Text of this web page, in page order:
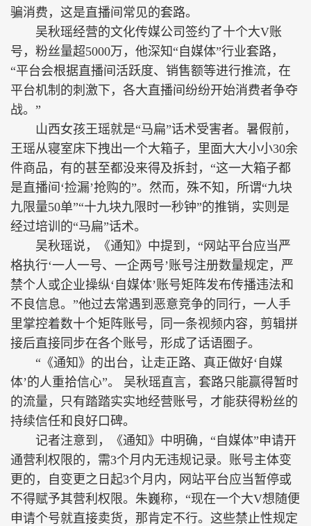
骗消费，这是直播间常见的套路。
吴秋瑶经营的文化传媒公司签约了十个大V账
号，粉丝量超5000万，他深知“自媒体”行业套路，
“平台会根据直播间活跃度、销售额等进行推流，在
平台机制的刺激下，各大直播间纷纷开始消费者争夺
战。”
山西女孩王瑶就是“马扁”话术受害者。暑假前，
王瑶从寝室床下拽出一个大箱子，里面大大小小30余
件商品，有的甚至都没来得及拆封，“这一大箱子都
是直播间‘捡漏’抢购的”。然而，殊不知，所谓“九块
九限量50单”“十九块九限时一秒钟”的推销，实则是
经过培训的“马扁”话术。
吴秋瑶说，《通知》中提到，“网站平台应当严
格执行‘一人一号、一企两号’账号注册数量规定，严
禁个人或企业操纵‘自媒体’账号矩阵发布传播违法和
不良信息。”他过去常遇到恶意竞争的同行，一人手
里掌控着数十个矩阵账号，同一条视频内容，剪辑拼
接后直接同步在各个账号，形成了话语圈子。
“《通知》的出台，让走正路、真正做好‘自媒
体’的人重拾信心”。 吴秋瑶直言，套路只能赢得暂时
的流量，只有踏踏实实地经营账号，才能获得粉丝的
持续信任和良好口碑。
记者注意到，《通知》中明确，“自媒体”申请开
通营利权限的，需3个月内无违规记录。账号主体变
更的，自变更之日起3个月内，网站平台应当暂停或
不得赋予其营利权限。朱巍称，“现在一个大V想随便
申请个号就直接卖货，那肯定不行。这些禁止性规定